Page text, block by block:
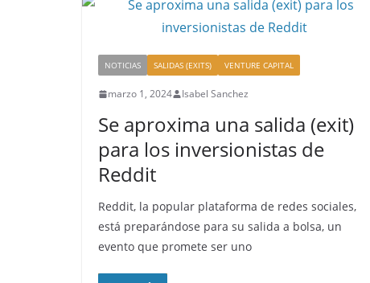
NOTICIAS SALIDAS (EXITS) VENTURE CAPITAL
marzo 1, 2024 Isabel Sanchez
Se aproxima una salida (exit)
para los inversionistas de
Reddit
Reddit, la popular plataforma de redes sociales,
está preparándose para su salida a bolsa, un
evento que promete ser uno